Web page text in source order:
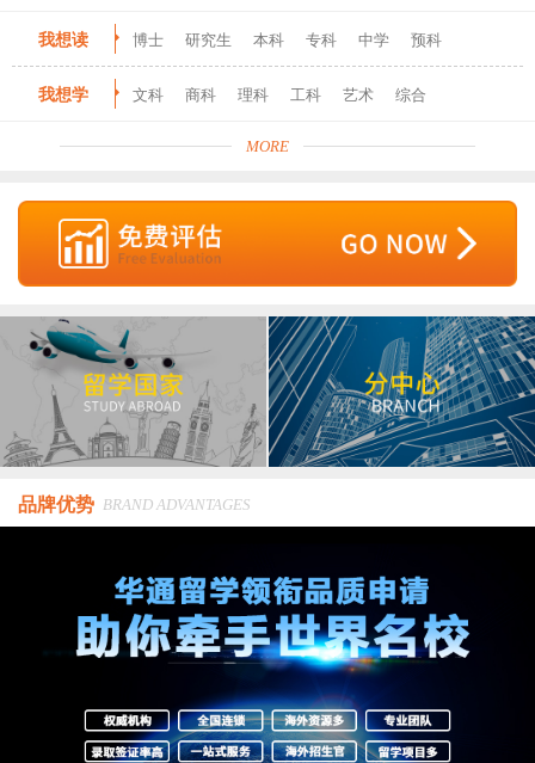
我想读 博士 研究生 本科 专科 中学 预科
我想学 文科 商科 理科 工科 艺术 综合
MORE
品牌优势 BRAND ADVANTAGES